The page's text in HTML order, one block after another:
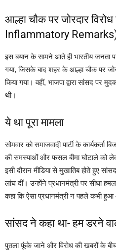
आल्हा चौक पर जोरदार
Inflammatory
इस बयान के सामने आते ही भारतीय जनता
गया, जिसके बाद शहर के आल्हा चौक पर
किया गया। वहीं, भाजपा द्वारा सांसद पर
थी।
ये था पूरा मामला
सोमवार को समाजवादी पार्टी के
की समस्याओं और फसल बीमा घोटाले को
इसी दौरान मीडिया से मुखातिब होते हुए
लांघ दीं। उन्होंने प्रधानमंत्री पर सीधा
कहा कि ऐसा प्रधानमंत्री न पहले कभी हुआ
सांसद ने कहा था- हम डरने
पुतला फूंके जाने और विरोध की खबरों के